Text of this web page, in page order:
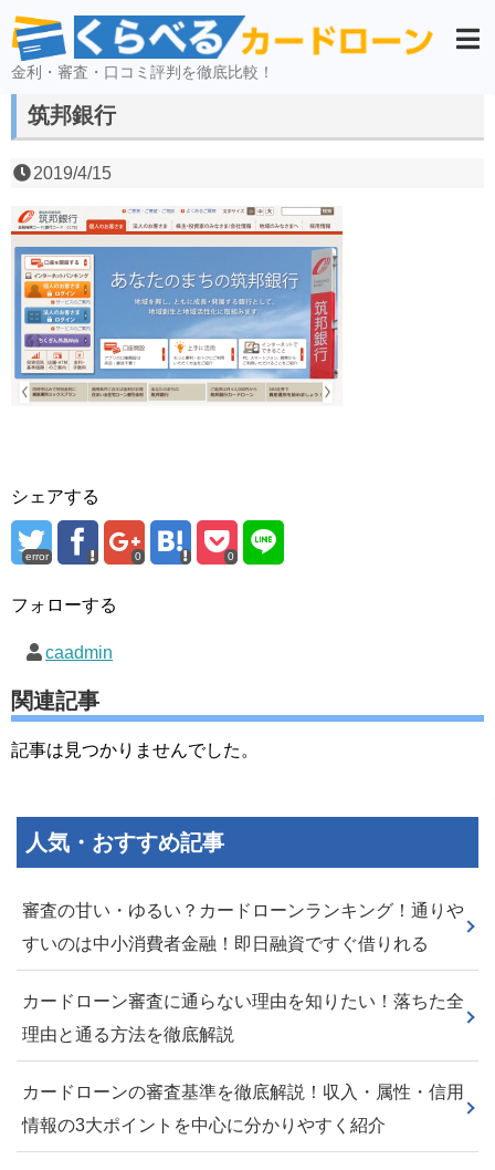
金利・審査・口コミ評判を徹底比較！
筑邦銀行
2019/4/15
シェアする
error 0 0
フォローする
caadmin
関連記事
記事は見つかりませんでした。
人気・おすすめ記事
審査の甘い・ゆるい？カードローンランキング！通りや
すいのは中小消費者金融！即日融資ですぐ借りれる
カードローン審査に通らない理由を知りたい！落ちた全
理由と通る方法を徹底解説
カードローンの審査基準を徹底解説！収入・属性・信用
情報の3大ポイントを中心に分かりやすく紹介